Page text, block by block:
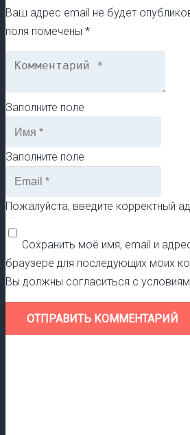
Ваш адрес email не будет
поля помечены *
Заполните поле
Заполните поле
Пожалуйста, введите корректный
Сохранить моё имя, email и
браузере для последующих моих
Вы должны согласиться с
ОТПРАВИТЬ КОММЕНТАРИЙ